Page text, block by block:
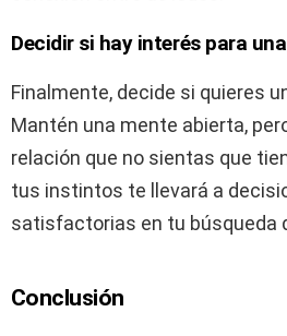
Decidir si hay interés para
Finalmente, decide si quieres
Mantén una mente abierta,
relación que no sientas que
tus instintos te llevará a
satisfactorias en tu búsqueda
Conclusión